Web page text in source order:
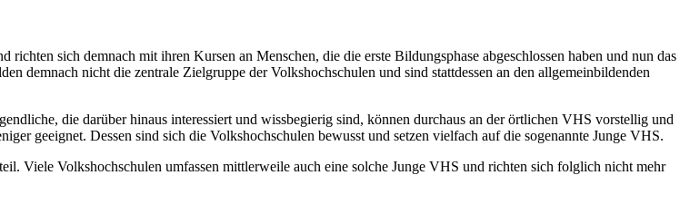
richten sich demnach mit ihren Kursen an Menschen, die die erste Bildungsphase abgeschlossen haben und nun das
demnach nicht die zentrale Zielgruppe der Volkshochschulen und sind stattdessen an den allgemeinbildenden
die darüber hinaus interessiert und wissbegierig sind, können durchaus an der örtlichen VHS vorstellig und
geeignet. Dessen sind sich die Volkshochschulen bewusst und setzen vielfach auf die sogenannte Junge VHS.
Viele Volkshochschulen umfassen mittlerweile auch eine solche Junge VHS und richten sich folglich nicht mehr